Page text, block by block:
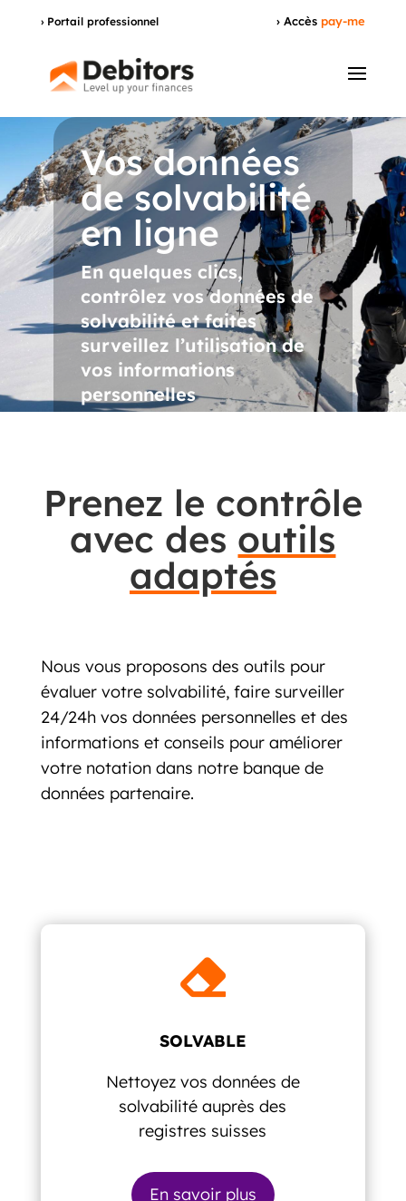
› Portail professionnel › Accès pay-me
Vos données
de solvabilité
en ligne
En quelques clics,
contrôlez vos données de
solvabilité et faites
surveillez l’utilisation de
vos informations
personnelles
Prenez le contrôle
avec des outils
adaptés
Nous vous proposons des outils pour
évaluer votre solvabilité, faire surveiller
24/24h vos données personnelles et des
informations et conseils pour améliorer
votre notation dans notre banque de
données partenaire.

SOLVABLE
Nettoyez vos données de
solvabilité auprès des
registres suisses
En savoir plus